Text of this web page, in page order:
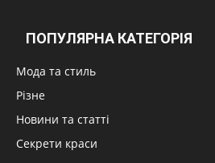
ПОПУЛЯРНА КАТЕГОРІЯ
Мода та стиль
Різне
Новини та статті
Секрети краси